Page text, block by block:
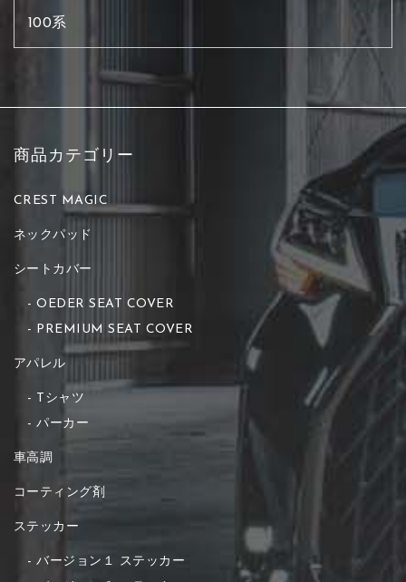
100系
商品カテゴリー
CREST MAGIC
ネックパッド
シートカバー
OEDER SEAT COVER
PREMIUM SEAT COVER
アパレル
Tシャツ
パーカー
車高調
コーティング剤
ステッカー
バージョン１ ステッカー